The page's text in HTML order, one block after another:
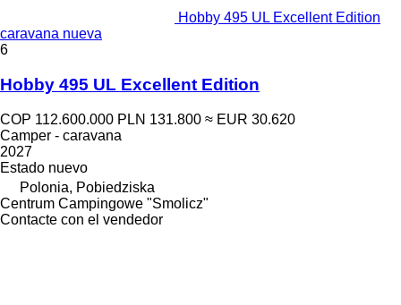
Hobby 495 UL Excellent Edition
caravana nueva
6
Hobby 495 UL Excellent Edition
COP 112.600.000 PLN 131.800 ≈ EUR 30.620
Camper - caravana
2027
Estado nuevo
Polonia, Pobiedziska
Centrum Campingowe "Smolicz"
Contacte con el vendedor